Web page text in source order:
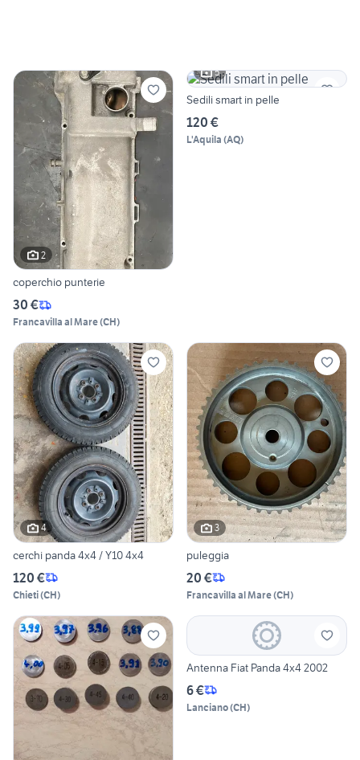
2
coperchio punterie
30 €
Francavilla al Mare(CH)
5
Sedili smart in pelle
120 €
L'Aquila (AQ)
4
cerchi panda 4x4 / Y10 4x4
120 €
Chieti(CH)
3
puleggia
20 €
Francavilla al Mare(CH)
Antenna Fiat Panda 4x4 2002
6 €
Lanciano(CH)